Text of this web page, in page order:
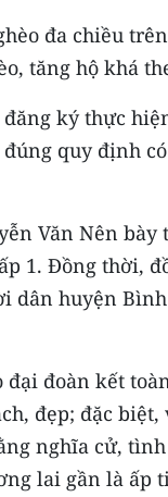
đa chiều
tăng hộ khá
ký thực
quy định
Văn Nên
1. Đồng thời,
dân huyện
đoàn kết
đẹp; đặc
nghĩa cử,
lai gần là ấp